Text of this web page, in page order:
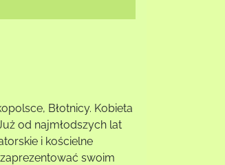
Błotnicy. Kobieta
od najmłodszych lat
i kościelne
swoim